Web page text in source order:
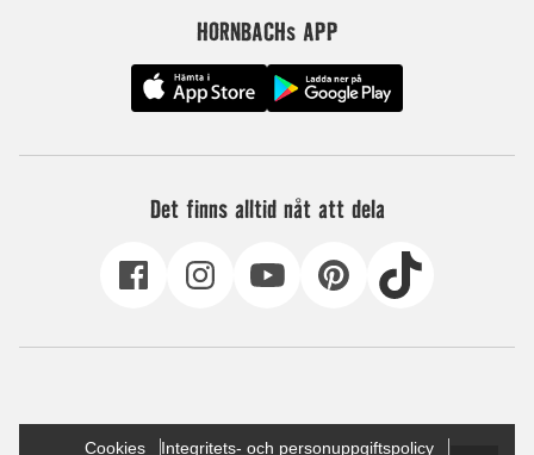
HORNBACHs APP
Det finns alltid nåt att dela
Cookies Integritets- och personuppgiftspolicy